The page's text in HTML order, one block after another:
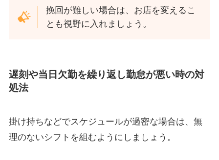
挽回が難しい場合は、お店を変えるこ
とも視野に入れましょう。
遅刻や当日欠勤を繰り返し勤怠が悪い時の対
処法
掛け持ちなどでスケジュールが過密な場合は、無
理のないシフトを組むようにしましょう。